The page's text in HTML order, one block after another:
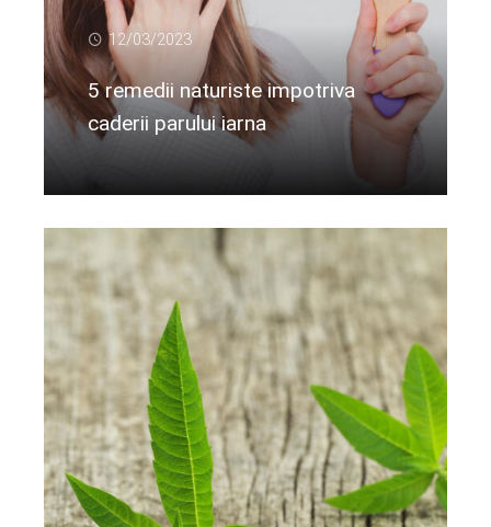
12/03/2023
5 remedii naturiste impotriva
caderii parului iarna